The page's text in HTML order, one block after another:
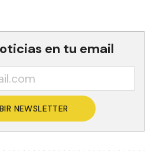
en tu email
NEWSLETTER